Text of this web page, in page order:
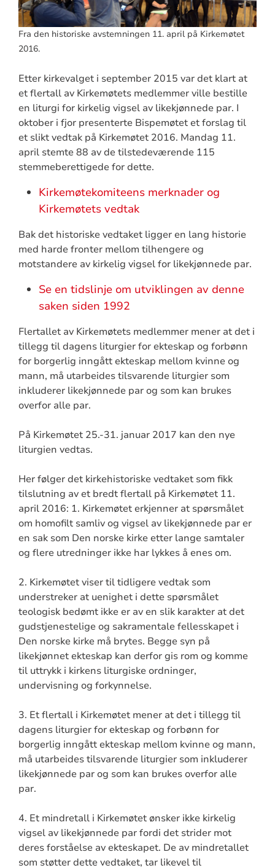
Fra den historiske avstemningen 11. april på Kirkemøtet
2016.
Etter kirkevalget i september 2015 var det klart at
et flertall av Kirkemøtets medlemmer ville bestille
en liturgi for kirkelig vigsel av likekjønnede par. I
oktober i fjor presenterte Bispemøtet et forslag til
et slikt vedtak på Kirkemøtet 2016. Mandag 11.
april stemte 88 av de tilstedeværende 115
stemmeberettigede for dette.
Kirkemøtekomiteens merknader og
Kirkemøtets vedtak
Bak det historiske vedtaket ligger en lang historie
med harde fronter mellom tilhengere og
motstandere av kirkelig vigsel for likekjønnede par.
Se en tidslinje om utviklingen av denne
saken siden 1992
Flertallet av Kirkemøtets medlemmer mener at det i
tillegg til dagens liturgier for ekteskap og forbønn
for borgerlig inngått ekteskap mellom kvinne og
mann, må utarbeides tilsvarende liturgier som
inkluderer likekjønnede par og som kan brukes
overfor alle par.
På Kirkemøtet 25.-31. januar 2017 kan den nye
liturgien vedtas.
Her følger det kirkehistoriske vedtaket som fikk
tilslutning av et bredt flertall på Kirkemøtet 11.
april 2016: 1. Kirkemøtet erkjenner at spørsmålet
om homofilt samliv og vigsel av likekjønnede par er
en sak som Den norske kirke etter lange samtaler
og flere utredninger ikke har lykkes å enes om.
2. Kirkemøtet viser til tidligere vedtak som
understreker at uenighet i dette spørsmålet
teologisk bedømt ikke er av en slik karakter at det
gudstjenestelige og sakramentale fellesskapet i
Den norske kirke må brytes. Begge syn på
likekjønnet ekteskap kan derfor gis rom og komme
til uttrykk i kirkens liturgiske ordninger,
undervisning og forkynnelse.
3. Et flertall i Kirkemøtet mener at det i tillegg til
dagens liturgier for ekteskap og forbønn for
borgerlig inngått ekteskap mellom kvinne og mann,
må utarbeides tilsvarende liturgier som inkluderer
likekjønnede par og som kan brukes overfor alle
par.
4. Et mindretall i Kirkemøtet ønsker ikke kirkelig
vigsel av likekjønnede par fordi det strider mot
deres forståelse av ekteskapet. De av mindretallet
som støtter dette vedtaket, tar likevel til